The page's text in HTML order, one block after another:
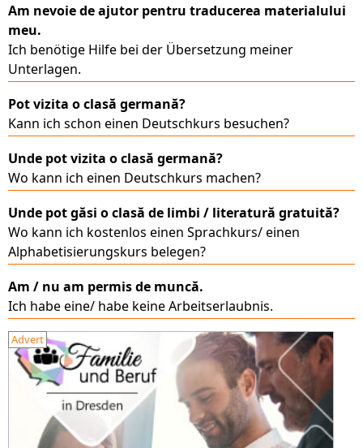
Am nevoie de ajutor pentru traducerea materialului
meu.
Ich benötige Hilfe bei der Übersetzung meiner
Unterlagen.
Pot vizita o clasă germană?
Kann ich schon einen Deutschkurs besuchen?
Unde pot vizita o clasă germană?
Wo kann ich einen Deutschkurs machen?
Unde pot găsi o clasă de limbi / literatură gratuită?
Wo kann ich kostenlos einen Sprachkurs/ einen
Alphabetisierungskurs belegen?
Am / nu am permis de muncă.
Ich habe eine/ habe keine Arbeitserlaubnis.
Advert